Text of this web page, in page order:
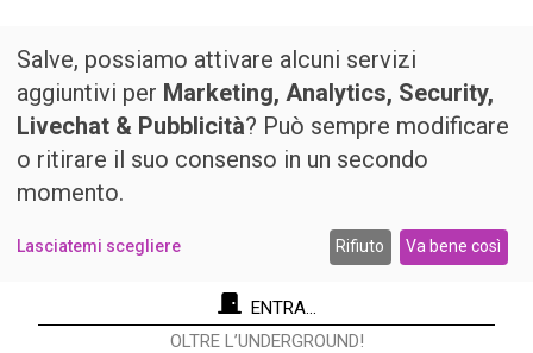
ENTRA...
OLTRE L’UNDERGROUND!
Salve, possiamo attivare alcuni servizi
aggiuntivi per Marketing, Analytics, Security,
Livechat & Pubblicità? Può sempre modificare
o ritirare il suo consenso in un secondo
momento.
Lasciatemi scegliere Rifiuto Va bene così